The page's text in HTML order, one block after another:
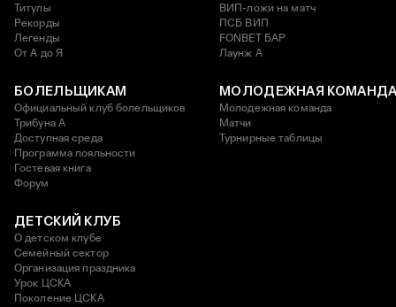
Титулы
Рекорды
Легенды
От А до Я
ВИП-ложи на матч
ПСБ ВИП
FONBET БАР
Лаунж A
БОЛЕЛЬЩИКАМ
Официальный клуб болельщиков
Трибуна А
Доступная среда
Программа лояльности
Гостевая книга
Форум
МОЛОДЕЖНАЯ
Молодежная команда
Матчи
Турнирные таблицы
ДЕТСКИЙ КЛУБ
О детском клубе
Семейный сектор
Организация праздника
Урок ЦСКА
Поколение ЦСКА